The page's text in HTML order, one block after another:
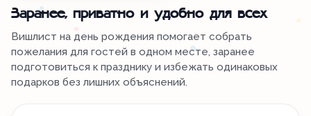
Заранее, приватно и удобно для всех
Вишлист на день рождения помогает собрать
пожелания для гостей в одном месте, заранее
подготовиться к празднику и избежать одинаковых
подарков без лишних объяснений.